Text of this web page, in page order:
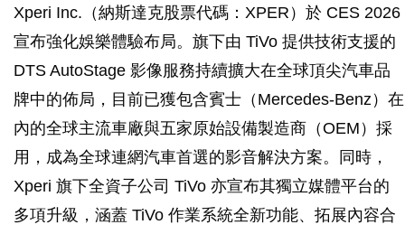
Xperi Inc.（納斯達克股票代碼：XPER）於 CES 2026
宣布強化娛樂體驗布局。旗下由 TiVo 提供技術支援的
DTS AutoStage 影像服務持續擴大在全球頂尖汽車品
牌中的佈局，目前已獲包含賓士（Mercedes-Benz）在
內的全球主流車廠與五家原始設備製造商（OEM）採
用，成為全球連網汽車首選的影音解決方案。同時，
Xperi 旗下全資子公司 TiVo 亦宣布其獨立媒體平台的
多項升級，涵蓋 TiVo 作業系統全新功能、拓展內容合